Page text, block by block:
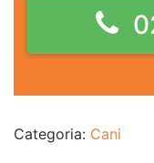
Categoria: Cani